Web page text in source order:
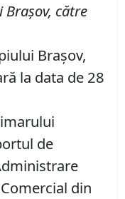
către
Braşov,
la data de 28
de
din